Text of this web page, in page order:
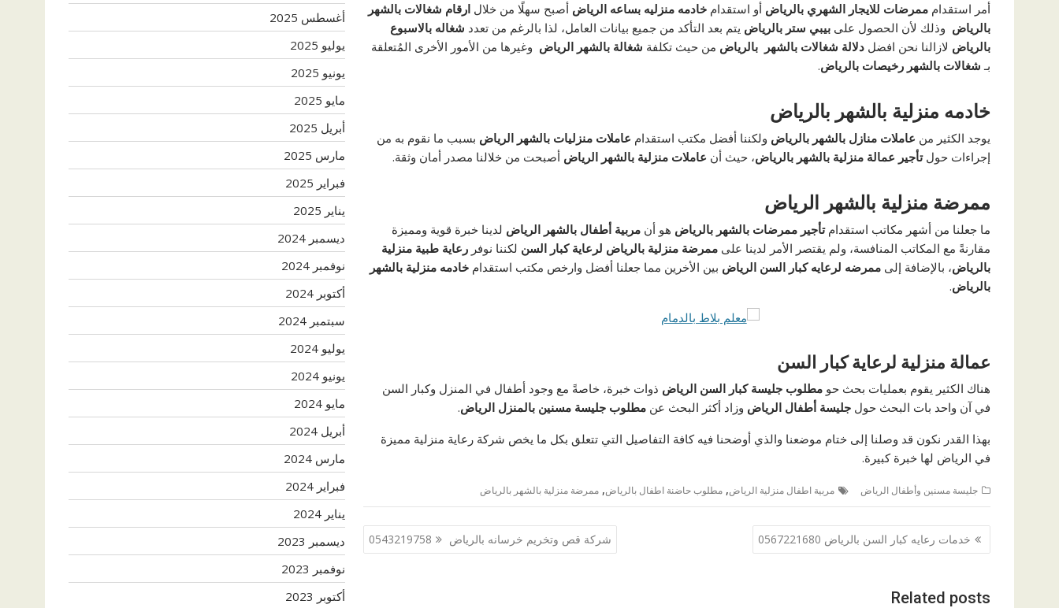
أمر استقدام ممرضات للايجار الشهري بالرياض أو استقدام خادمه منزليه بساعه الرياض أصبح سهلًا من خلال ارقام شغالات بالشهر
بالرياض وذلك لأن الحصول على بيبي ستر بالرياض يتم بعد التأكد من جميع بيانات العامل، لذا بالرغم من تعدد شغاله بالاسبوع
بالرياض لازالنا نحن افضل دلالة شغالات بالشهر بالرياض من حيث تكلفة شغالة بالشهر الرياض وغيرها من الأمور الأخرى المُتعلقة
بـ شغالات بالشهر رخيصات بالرياض.
خادمه منزلية بالشهر بالرياض
يوجد الكثير من عاملات منازل بالشهر بالرياض ولكننا أفضل مكتب استقدام عاملات منزليات بالشهر الرياض بسبب ما نقوم به من
إجراءات حول تأجير عمالة منزلية بالشهر بالرياض، حيث أن عاملات منزلية بالشهر الرياض أصبحت من خلالنا مصدر أمان وثقة.
ممرضة منزلية بالشهر الرياض
ما جعلنا من أشهر مكاتب استقدام تأجير ممرضات بالشهر بالرياض هو أن مربية أطفال بالشهر الرياض لدينا خبرة قوية ومميزة
مقارنةً مع المكاتب المنافسة، ولم يقتصر الأمر لدينا على ممرضة منزلية بالرياض لرعاية كبار السن لكننا نوفر رعاية طبية منزلية
بالرياض، بالإضافة إلى ممرضه لرعايه كبار السن الرياض بين الأخرين مما جعلنا أفضل وارخص مكتب استقدام خادمه منزلية بالشهر
بالرياض.
عمالة منزلية لرعاية كبار السن
هناك الكثير يقوم بعمليات بحث حو مطلوب جليسة كبار السن الرياض ذوات خبرة، خاصةً مع وجود أطفال في المنزل وكبار السن
في آن واحد بات البحث حول جليسة أطفال الرياض وزاد أكثر البحث عن مطلوب جليسة مسنين بالمنزل الرياض.
بهذا القدر نكون قد وصلنا إلى ختام موضعنا والذي أوضحنا فيه كافة التفاصيل التي تتعلق بكل ما يخص شركة رعاية منزلية مميزة
في الرياض لها خبرة كبيرة.
جليسة مسنين وأطفال الرياض مربية اطفال منزلية الرياض, مطلوب حاضنة اطفال بالرياض, ممرضة منزلية بالشهر بالرياض
تصفّح
المقالات
خدمات رعايه كبار السن بالرياض 0567221680 شركة قص وتخريم خرسانه بالرياض 0543219758
Related posts
أغسطس 2025
يوليو 2025
يونيو 2025
مايو 2025
أبريل 2025
مارس 2025
فبراير 2025
يناير 2025
ديسمبر 2024
نوفمبر 2024
أكتوبر 2024
سبتمبر 2024
يوليو 2024
يونيو 2024
مايو 2024
أبريل 2024
مارس 2024
فبراير 2024
يناير 2024
ديسمبر 2023
نوفمبر 2023
أكتوبر 2023